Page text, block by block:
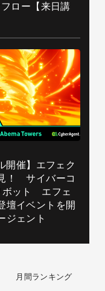
ロー【来日講
開催】エフェク
！ サイバーコ
ボット エフェ
壇イベントを開
ジェント
月間ランキング